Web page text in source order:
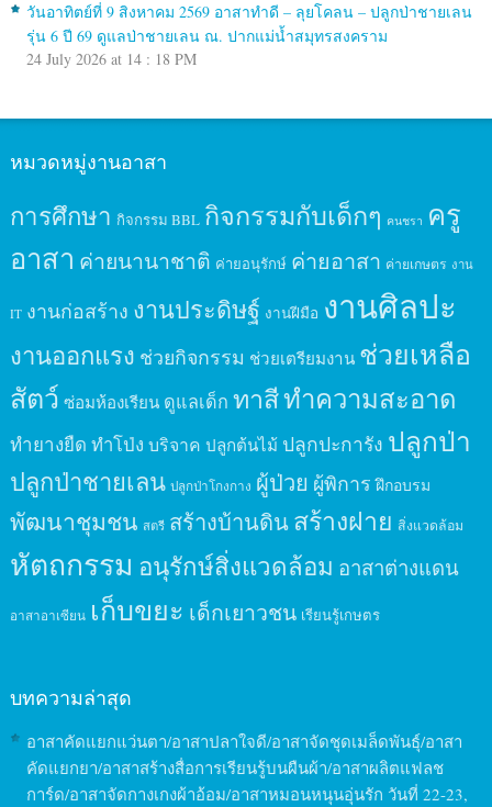
วันอาทิตย์ที่ 9 สิงหาคม 2569 อาสาทำดี – ลุยโคลน – ปลูกป่าชายเลน
รุ่น 6 ปี 69 ดูแลป่าชายเลน ณ. ปากแม่น้ำสมุทรสงคราม
24 July 2026 at 14 : 18 PM
หมวดหมู่งานอาสา
การศึกษา กิจกรรม BBL กิจกรรมกับเด็กๆ คนชรา ครู
อาสา ค่ายนานาชาติ ค่ายอนุรักษ์ ค่ายอาสา ค่ายเกษตร งาน
IT งานก่อสร้าง งานประดิษฐ์ งานฝีมือ งานศิลปะ
งานออกแรง ช่วยกิจกรรม ช่วยเตรียมงาน ช่วยเหลือ
สัตว์ ซ่อมห้องเรียน ดูแลเด็ก ทาสีทำความสะอาด
ทำยางยืด ทำโป่ง บริจาค ปลูกต้นไม้ ปลูกปะการัง ปลูกป่า
ปลูกป่าชายเลน ปลูกป่าโกงกาง ผู้ป่วย ผู้พิการ ฝึกอบรม
พัฒนาชุมชน สตรี สร้างบ้านดินสร้างฝาย สิ่งแวดล้อม
หัตถกรรม อนุรักษ์สิ่งแวดล้อม อาสาต่างแดน
อาสาอาเซียน เก็บขยะ เด็กเยาวชน เรียนรู้เกษตร
บทความล่าสุด
อาสาคัดแยกแว่นตา/อาสาปลาใจดี/อาสาจัดชุดเมล็ดพันธุ์/อาสา
คัดแยกยา/อาสาสร้างสื่อการเรียนรู้บนผืนผ้า/อาสาผลิตแฟลช
การ์ด/อาสาจัดกางเกงผ้าอ้อม/อาสาหมอนหนุนอุ่นรัก วันที่ 22-23,